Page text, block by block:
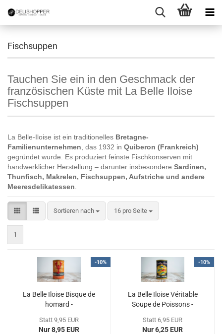
Fischsuppen
Tauchen Sie ein in den Geschmack der
französischen Küste mit La Belle Iloise
Fischsuppen
La Belle-Iloise ist ein traditionelles Bretagne-
Familienunternehmen , das 1932 in Quiberon (Frankreich)
gegründet wurde. Es produziert feinste Fischkonserven mit
handwerklicher Herstellung – darunter insbesondere Sardinen,
Thunfisch, Makrelen, Fischsuppen, Aufstriche und andere
Meeresdelikatessen
Sortieren nach
Sortieren nach 16 pro Seite
pro Seite
1
-10%
La Belle Iloise Bisque de
homard -
Statt 9,95 EUR
Nur 8,95 EUR
-10%
La Belle Iloise Véritable
Soupe de Poissons -
Statt 6,95 EUR
Nur 6,25 EUR